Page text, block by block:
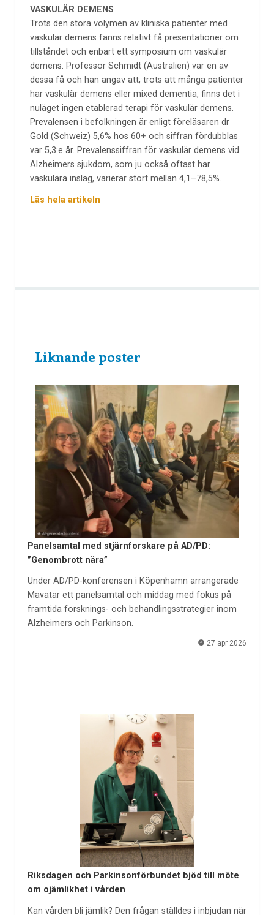
VASKULÄR DEMENS
Trots den stora volymen av kliniska patienter med
vaskulär demens fanns relativt få presentationer om
tillståndet och enbart ett symposium om vaskulär
demens. Professor Schmidt (Australien) var en av
dessa få och han angav att, trots att många patienter
har vaskulär demens eller mixed dementia, finns det i
nuläget ingen etablerad terapi för vaskulär demens.
Prevalensen i befolkningen är enligt föreläsaren dr
Gold (Schweiz) 5,6% hos 60+ och siffran fördubblas
var 5,3:e år. Prevalenssiffran för vaskulär demens vid
Alzheimers sjukdom, som ju också oftast har
vaskulära inslag, varierar stort mellan 4,1–78,5%.
Läs hela artikeln
Liknande poster
Panelsamtal med stjärnforskare på AD/PD:
”Genombrott nära”
Under AD/PD-konferensen i Köpenhamn arrangerade
Mavatar ett panelsamtal och middag med fokus på
framtida forsknings- och behandlingsstrategier inom
Alzheimers och Parkinson.
27 apr 2026
Riksdagen och Parkinsonförbundet bjöd till möte
om ojämlikhet i vården
Kan vården bli jämlik? Den frågan ställdes i inbjudan när